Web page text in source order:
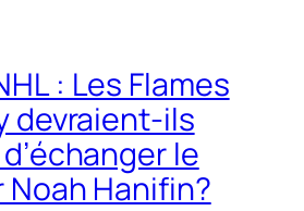
: Les Flames
devraient-ils
le
Hanifin?